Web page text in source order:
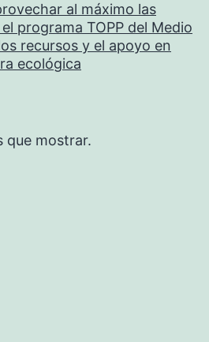
al máximo las
programa TOPP del Medio
recursos y el apoyo en
ecológica
que mostrar.